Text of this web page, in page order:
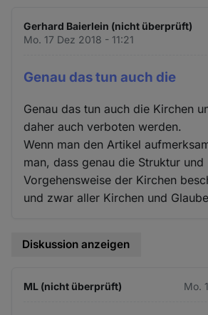
Gerhard Baierlein (nicht überprüft)
Mo. 17 Dez 2018 - 11:21
Genau das tun auch die
Genau das tun auch die Kirchen
daher auch verboten werden.
Wenn man den Artikel
man, dass genau die Struktur und
Vorgehensweise der Kirchen
und zwar aller Kirchen und
Diskussion anzeigen
ML (nicht überprüft) Mo.